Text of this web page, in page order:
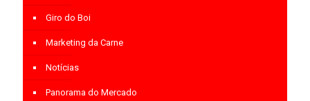
Giro do Boi
Marketing da Carne
Notícias
Panorama do Mercado